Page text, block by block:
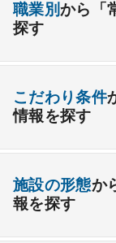
一般内科
老
消化器外科
整形外科 形
職業別から「
探す
こだわり条件
情報を探す
開業支援あり
施設の形態か
報を探す